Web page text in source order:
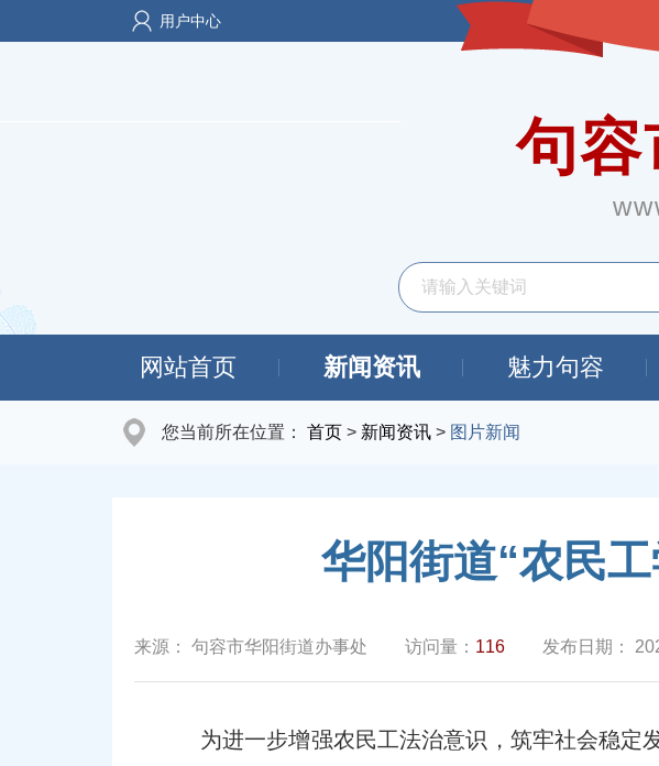
用户中心
句
网站首页 新闻资讯 魅力句容
您当前所在位置： 首页 > 新闻资讯 > 图片新闻
华阳街道“农民
来源： 句容市华阳街道办事处 访问量： 116 发布日期：
为进一步增强农民工法治意识，筑牢社会稳定